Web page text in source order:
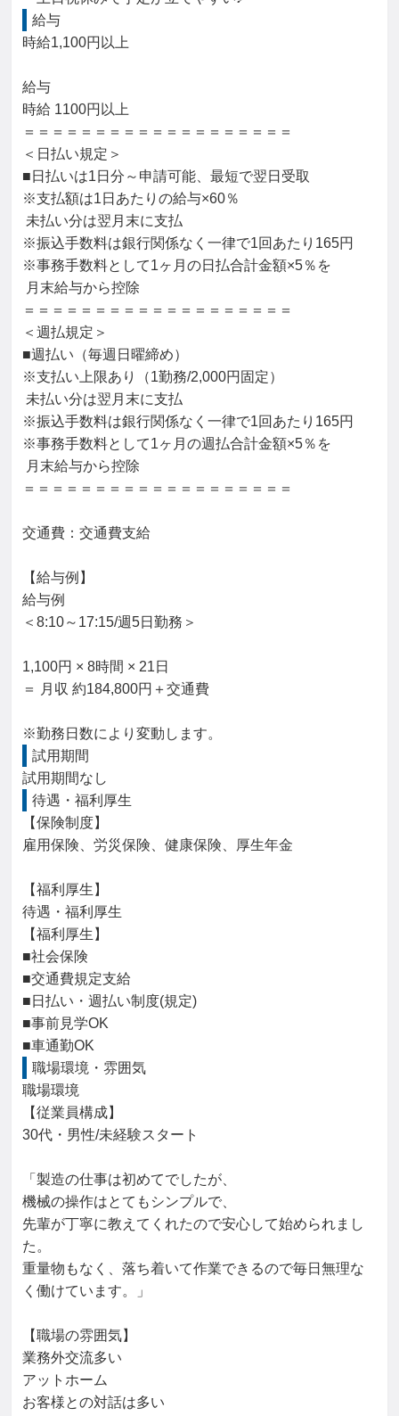
給与
時給1,100円以上
給与
時給 1100円以上
＝＝＝＝＝＝＝＝＝＝＝＝＝＝＝＝＝＝＝
＜日払い規定＞
■日払いは1日分～申請可能、最短で翌日受取
※支払額は1日あたりの給与×60％
※振込手数料は銀行関係なく一律で1回あたり165円
※事務手数料として1ヶ月の日払合計金額×5％を
＝＝＝＝＝＝＝＝＝＝＝＝＝＝＝＝＝＝＝
＜週払規定＞
■週払い（毎週日曜締め）
※支払い上限あり（1勤務/2,000円固定）
※振込手数料は銀行関係なく一律で1回あたり165円
※事務手数料として1ヶ月の週払合計金額×5％を
＝＝＝＝＝＝＝＝＝＝＝＝＝＝＝＝＝＝＝
交通費：交通費支給
【給与例】
給与例
＜8:10～17:15/週5日勤務＞
1,100円 × 8時間 × 21日
＝ 月収 約184,800円＋交通費
※勤務日数により変動します。
試用期間
試用期間なし
待遇・福利厚生
【保険制度】
雇用保険、労災保険、健康保険、厚生年金
【福利厚生】
待遇・福利厚生
【福利厚生】
■社会保険
■交通費規定支給
■日払い・週払い制度(規定)
■事前見学OK
■車通勤OK
職場環境・雰囲気
職場環境
【従業員構成】
30代・男性/未経験スタート
「製造の仕事は初めてでしたが、
機械の操作はとてもシンプルで、
先輩が丁寧に教えてくれたので安心して始められまし
た。
重量物もなく、落ち着いて作業できるので毎日無理な
く働けています。」
【職場の雰囲気】
業務外交流多い
アットホーム
お客様との対話は多い